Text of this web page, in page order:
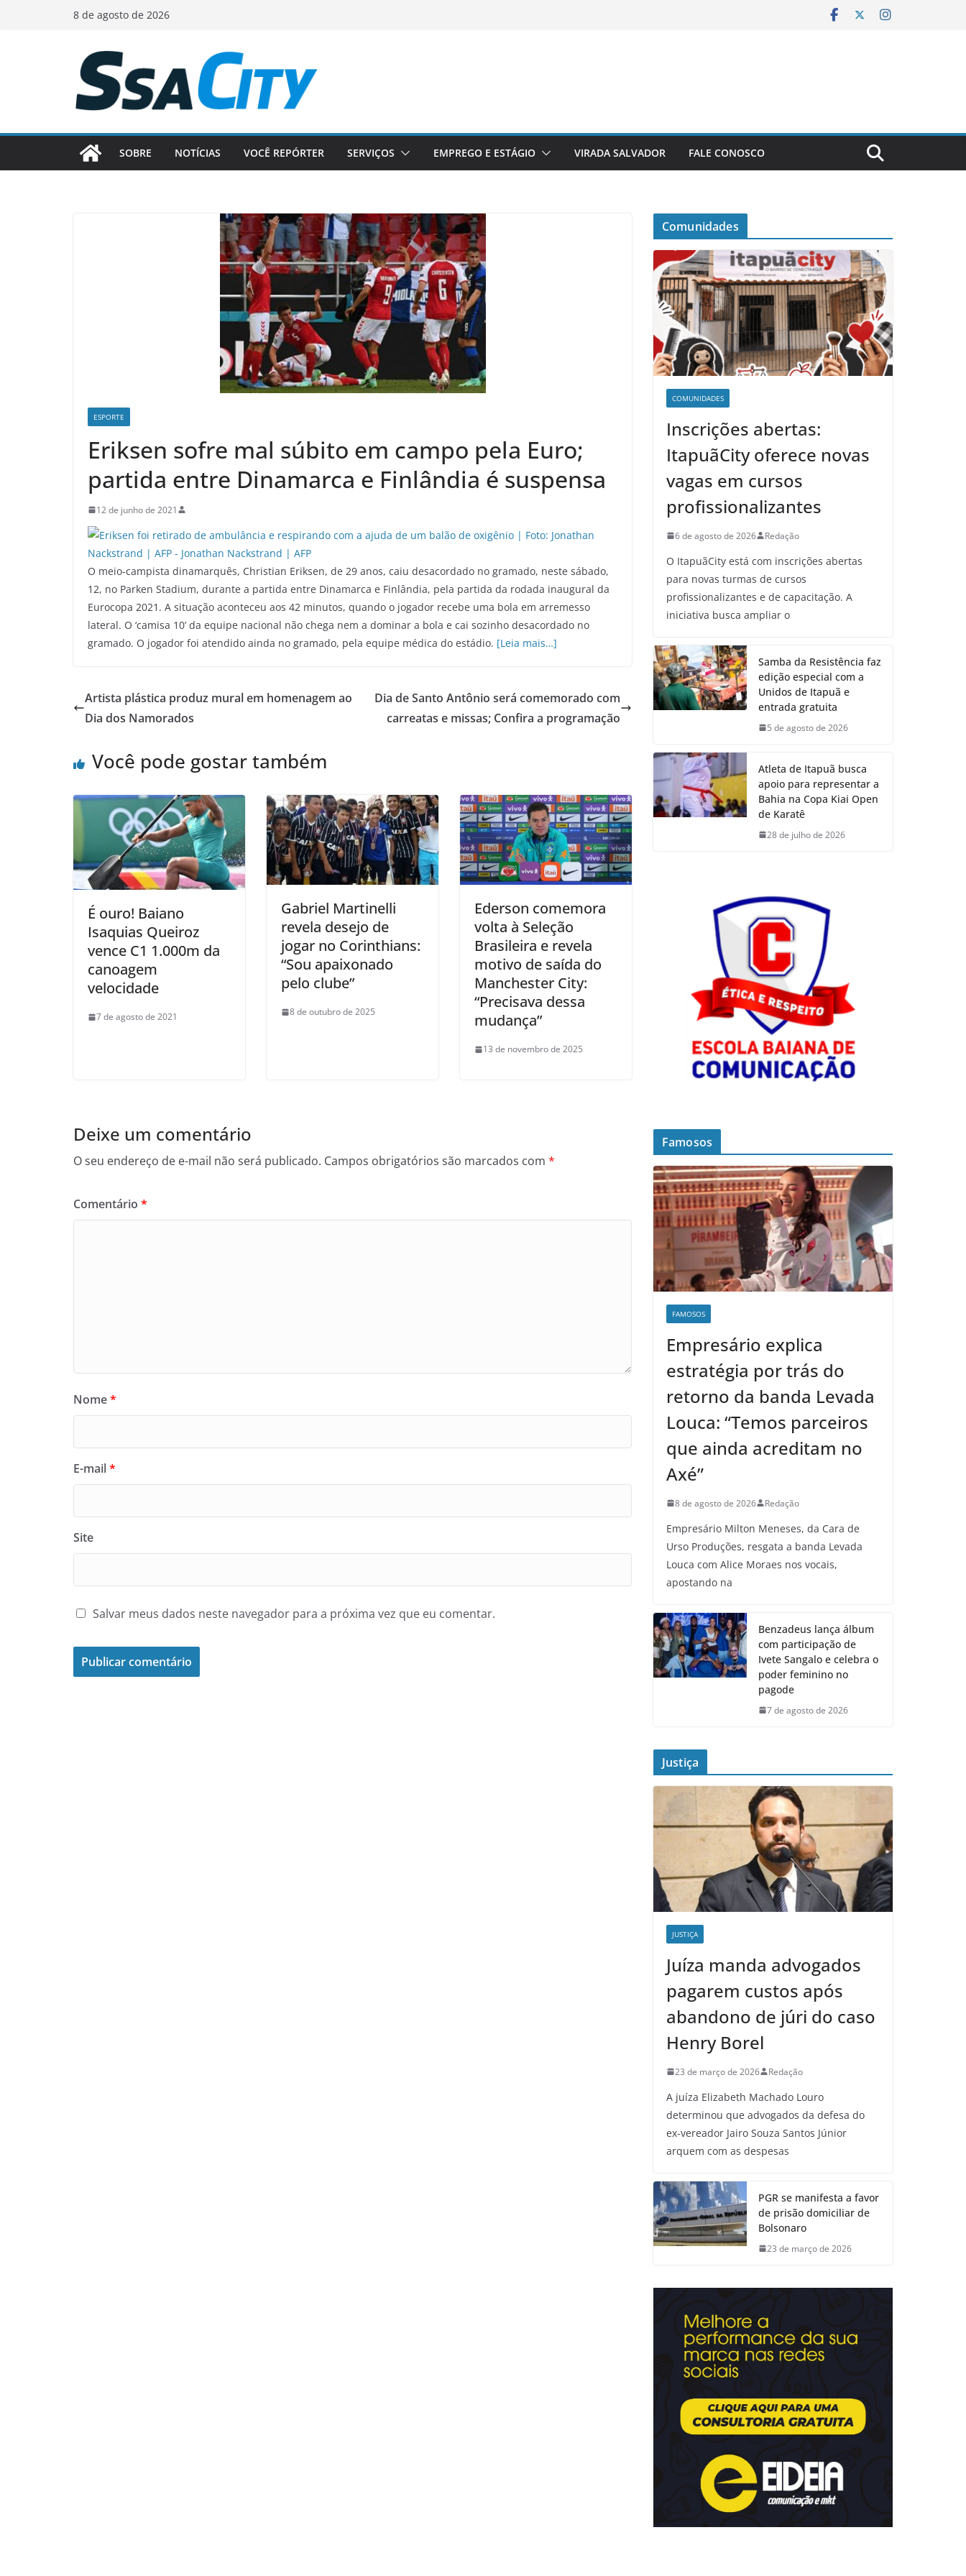
8 de agosto de 2026
SOBRE NOTÍCIAS VOCÊ REPÓRTER SERVIÇOS EMPREGO E ESTÁGIO VIRADA SALVADOR FALE CONOSCO
ESPORTE
Eriksen sofre mal súbito em campo pela Euro;
partida entre Dinamarca e Finlândia é suspensa
12 de junho de 2021
O meio-campista dinamarquês, Christian Eriksen, de 29 anos, caiu desacordado no gramado, neste sábado,
12, no Parken Stadium, durante a partida entre Dinamarca e Finlândia, pela partida da rodada inaugural da
Eurocopa 2021. A situação aconteceu aos 42 minutos, quando o jogador recebe uma bola em arremesso
lateral. O ‘camisa 10’ da equipe nacional não chega nem a dominar a bola e cai sozinho desacordado no
gramado. O jogador foi atendido ainda no gramado, pela equipe médica do estádio. [Leia mais…]
Artista plástica produz mural em homenagem ao
Dia dos Namorados
Dia de Santo Antônio será comemorado com
carreatas e missas; Confira a programação
Você pode gostar também
É ouro! Baiano
Isaquias Queiroz
vence C1 1.000m da
canoagem
velocidade
7 de agosto de 2021
Gabriel Martinelli
revela desejo de
jogar no Corinthians:
“Sou apaixonado
pelo clube”
8 de outubro de 2025
Ederson comemora
volta à Seleção
Brasileira e revela
motivo de saída do
Manchester City:
“Precisava dessa
mudança”
13 de novembro de 2025
Deixe um comentário
O seu endereço de e-mail não será publicado. Campos obrigatórios são marcados com *
Comentário *
Nome*
E-mail*
Site
Salvar meus dados neste navegador para a próxima vez que eu comentar.
Comunidades
COMUNIDADES
Inscrições abertas:
ItapuãCity oferece novas
vagas em cursos
profissionalizantes
6 de agosto de 2026 Redação
O ItapuãCity está com inscrições abertas
para novas turmas de cursos
profissionalizantes e de capacitação. A
iniciativa busca ampliar o
Samba da Resistência faz
edição especial com a
Unidos de Itapuã e
entrada gratuita
5 de agosto de 2026
Atleta de Itapuã busca
apoio para representar a
Bahia na Copa Kiai Open
de Karatê
28 de julho de 2026
Famosos
FAMOSOS
Empresário explica
estratégia por trás do
retorno da banda Levada
Louca: “Temos parceiros
que ainda acreditam no
Axé”
8 de agosto de 2026 Redação
Empresário Milton Meneses, da Cara de
Urso Produções, resgata a banda Levada
Louca com Alice Moraes nos vocais,
apostando na
Benzadeus lança álbum
com participação de
Ivete Sangalo e celebra o
poder feminino no
pagode
7 de agosto de 2026
Justiça
JUSTIÇA
Juíza manda advogados
pagarem custos após
abandono de júri do caso
Henry Borel
23 de março de 2026 Redação
A juíza Elizabeth Machado Louro
determinou que advogados da defesa do
ex-vereador Jairo Souza Santos Júnior
arquem com as despesas
PGR se manifesta a favor
de prisão domiciliar de
Bolsonaro
23 de março de 2026